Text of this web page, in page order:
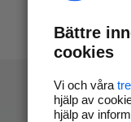
Bättre
cookies
Vi och våra
hjälp av
hjälp av